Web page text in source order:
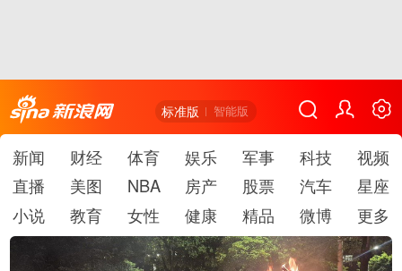
标准版 智能版
新闻 财经 体育 娱乐 军事 科技
视频
直播
美图 NBA 房产 股票 汽车
星座
小说
教育 女性 健康 精品 微博 更多